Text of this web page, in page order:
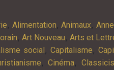
, Alimentation, Animaux,
, Art Nouveau, Arts et
social , Capitalisme,
,Cinéma,